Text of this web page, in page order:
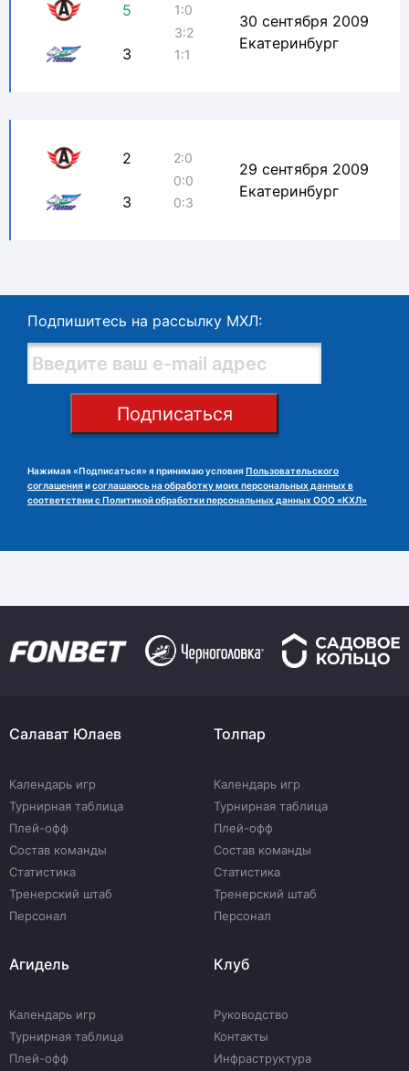
5
3
1:0
3:2
1:1
30 сентября 2009
Екатеринбург
2
3
2:0
0:0
0:3
29 сентября 2009
Екатеринбург
Подпишитесь на рассылку МХЛ:
Подписаться
Нажимая «Подписаться» я принимаю условия Пользовательского
соглашения исоглашаюсь на обработку моих персональных данных в
соответствии с Политикой обработки персональных данных ООО «КХЛ»
Салават Юлаев
Календарь игр
Турнирная таблица
Плей-офф
Состав команды
Статистика
Тренерский штаб
Персонал
Толпар
Календарь игр
Турнирная таблица
Плей-офф
Состав команды
Статистика
Тренерский штаб
Персонал
Агидель
Календарь игр
Турнирная таблица
Плей-офф
Клуб
Руководство
Контакты
Инфраструктура